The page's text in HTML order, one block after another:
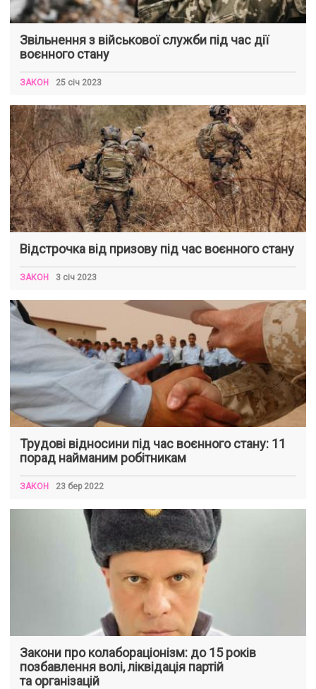
Звільнення з військової служби під час дії
воєнного стану
ЗАКОН 25 січ 2023
Відстрочка від призову під час воєнного стану
ЗАКОН 3 січ 2023
Трудові відносини під час воєнного стану: 11
порад найманим робітникам
ЗАКОН 23 бер 2022
Закони про колабораціонізм: до 15 років
позбавлення волі, ліквідація партій
та організацій